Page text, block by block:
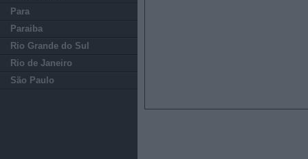
Para
Paraiba
Rio Grande do Sul
Rio de Janeiro
São Paulo